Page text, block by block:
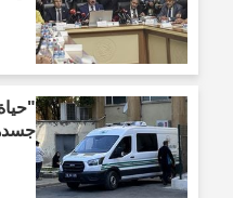
"حياة
جسدها